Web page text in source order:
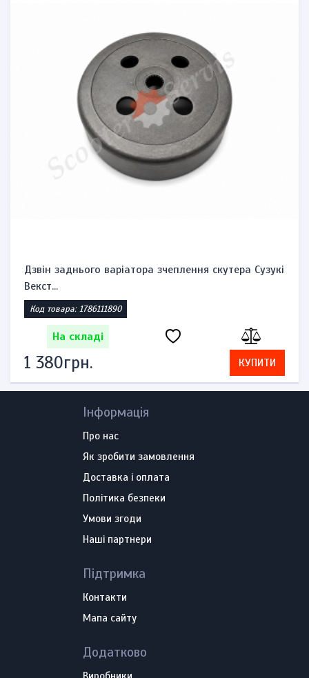
Дзвін заднього варіатора зчеплення скутера Сузукі
Векст...
Код товара: 1786111890
На складі
1 380грн. КУПИТИ
Інформація
Про нас
Як зробити замовлення
Доставка і оплата
Політика безпеки
Умови згоди
Наші партнери
Підтримка
Контакти
Мапа сайту
Додатково